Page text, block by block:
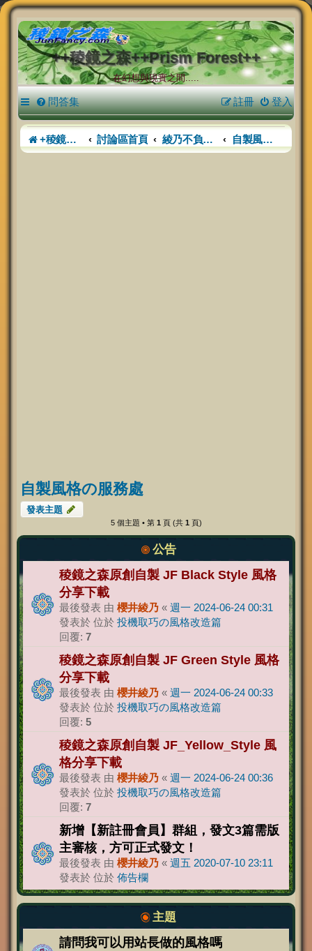
++稜鏡之森++Prism Forest++
在幻想與現實之間.....
問答集 登入
註冊
+稜鏡之森+ 討論區首頁 綾乃不負責任PHPBB講座 自製風格の服務處
自製風格の服務處
發表主題
5 個主題 • 第 1 頁 (共 1 頁)
公告
稜鏡之森原創自製 JF Black Style 風格
分享下載
最後發表 由 櫻井綾乃 « 週一 2024-06-24 00:31
發表於 位於 投機取巧の風格改造篇
回覆: 7
稜鏡之森原創自製 JF Green Style 風格
分享下載
最後發表 由 櫻井綾乃 « 週一 2024-06-24 00:33
發表於 位於 投機取巧の風格改造篇
回覆: 5
稜鏡之森原創自製 JF_Yellow_Style 風
格分享下載
最後發表 由 櫻井綾乃 « 週一 2024-06-24 00:36
發表於 位於 投機取巧の風格改造篇
回覆: 7
新增【新註冊會員】群組，發文3篇需版
主審核，方可正式發文！
最後發表 由 櫻井綾乃 « 週五 2020-07-10 23:11
發表於 位於 佈告欄
主題
請問我可以用站長做的風格嗎